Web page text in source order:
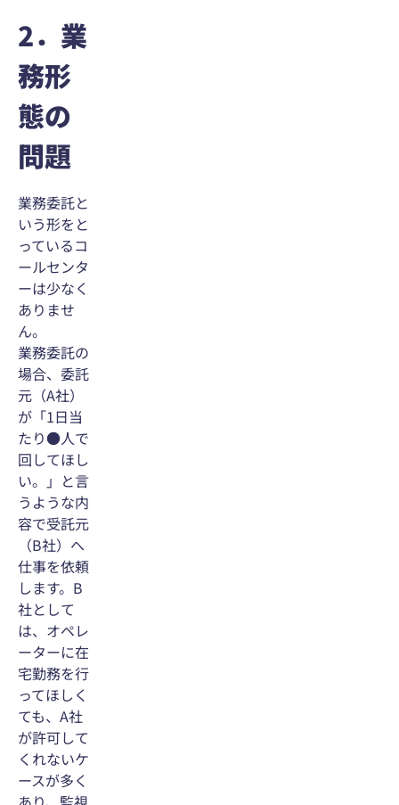
2．業
務形
態の
問題
業務委託と
いう形をと
っているコ
ールセンタ
ーは少なく
ありませ
ん。
業務委託の
場合、委託
元（A社）
が「1日当
たり●人で
回してほし
い。」と言
うような内
容で受託元
（B社）へ
仕事を依頼
します。B
社として
は、オペレ
ーターに在
宅勤務を行
ってほしく
ても、A社
が許可して
くれないケ
ースが多く